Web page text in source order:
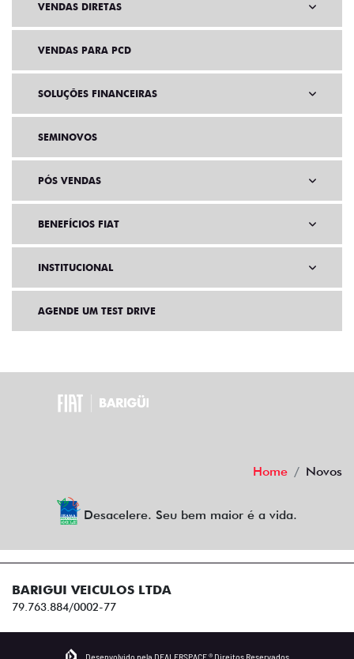
VENDAS DIRETAS
VENDAS PARA PCD
SOLUÇÕES FINANCEIRAS
SEMINOVOS
PÓS VENDAS
BENEFÍCIOS FIAT
INSTITUCIONAL
AGENDE UM TEST DRIVE
Home Novos
Desacelere. Seu bem maior é a vida.
BARIGUI VEICULOS LTDA
79.763.884/0002-77
Desenvolvido pela DEALERSPACE ® Direitos Reservados.